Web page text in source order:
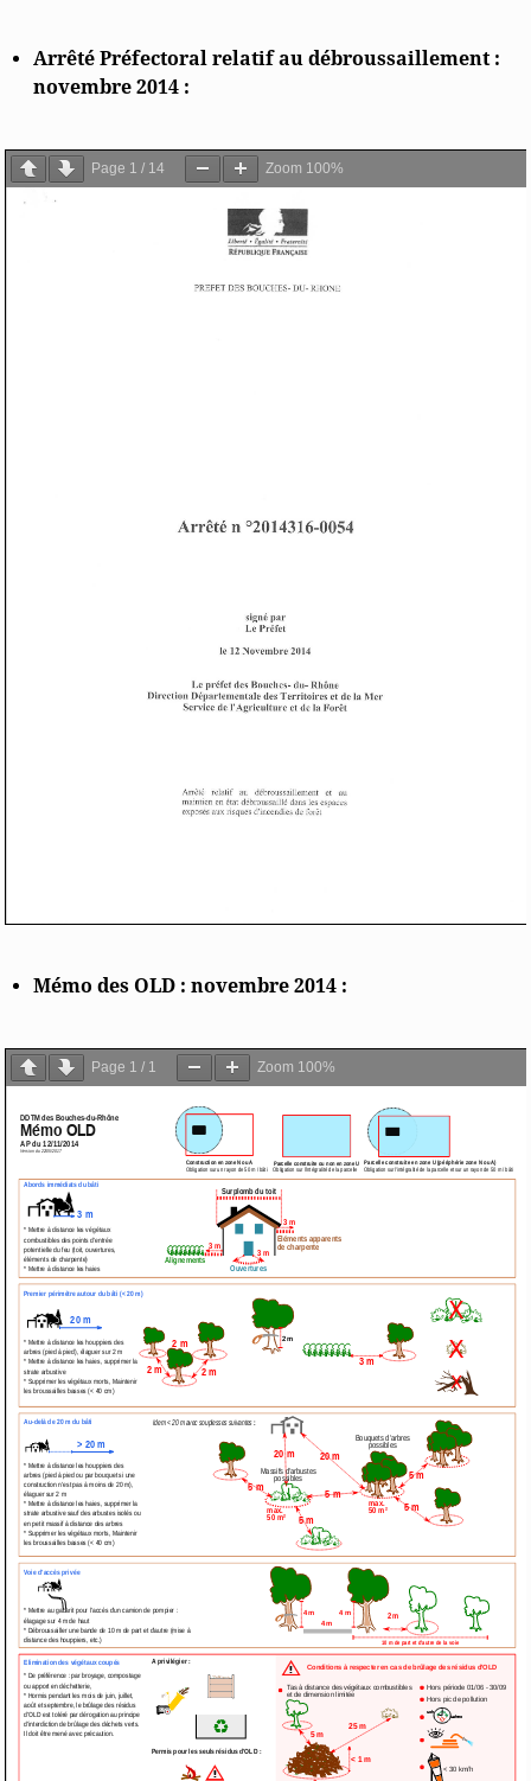
Arrêté Préfectoral relatif au débroussaillement :
novembre 2014 :
Page 1 / 14 Zoom 100%
Mémo des OLD : novembre 2014 :
Page 1 / 1 Zoom 100%
Necessaire